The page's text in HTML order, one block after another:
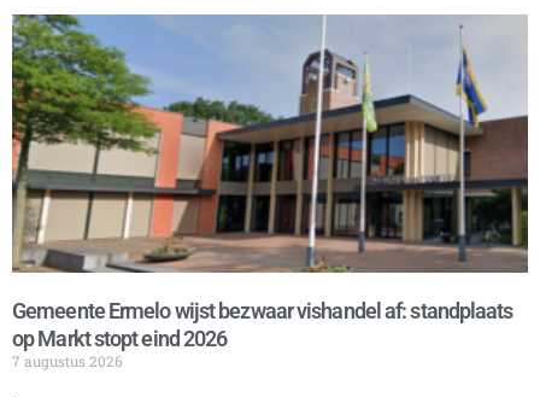
Gemeente Ermelo wijst bezwaar vishandel af: standplaats
op Markt stopt eind 2026
7 augustus 2026